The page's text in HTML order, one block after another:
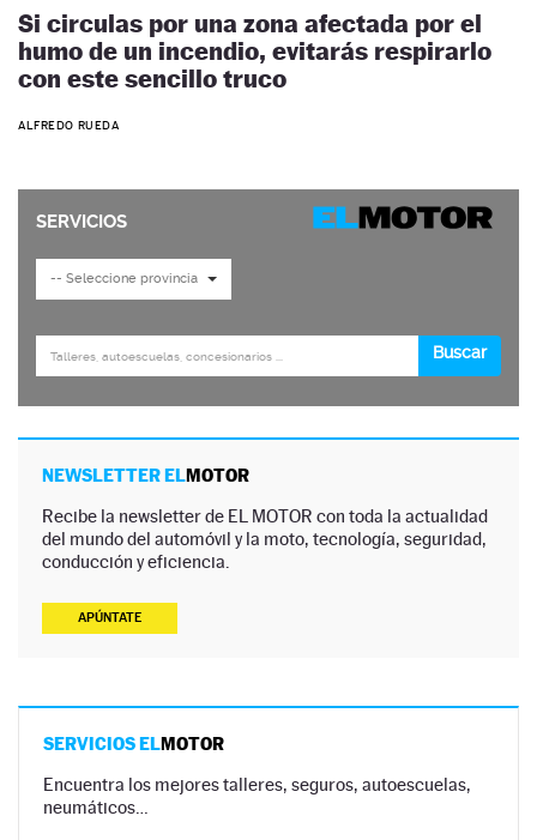
Si circulas por una zona afectada por el
humo de un incendio, evitarás respirarlo
con este sencillo truco
ALFREDO RUEDA
NEWSLETTER ELMOTOR
Recibe la newsletter de EL MOTOR con toda la actualidad
del mundo del automóvil y la moto, tecnología, seguridad,
conducción y eficiencia.
APÚNTATE
SERVICIOS ELMOTOR
Encuentra los mejores talleres, seguros, autoescuelas,
neumáticos…